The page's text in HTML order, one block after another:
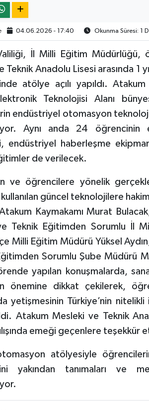
04.06.2026 - 17:40 Okunma Süresi: 1
İl Milli Eğitim Müdürlüğü,
Teknik Anadolu Lisesi arasında 1
atölye açılı yapıldı.
Teknolojisi Alanı
endüstriyel otomasyon
Aynı anda 24
endüstriyel haberleşme
de verilecek.
ve öğrencilere yönelik
güncel teknolojilere hakim
Kaymakamı Murat
Teknik Eğitimden Sorumlu İl
Milli Eğitim Müdürü Yüksel
Sorumlu Şube Müdürü
yapılan konuşmalarda,
önemine dikkat çekilerek,
yetişmesinin Türkiye’nin nitelikli
Atakum Mesleki ve Teknik
emeği geçenlere teşekkür
atölyesiyle
yakından tanımaları ve